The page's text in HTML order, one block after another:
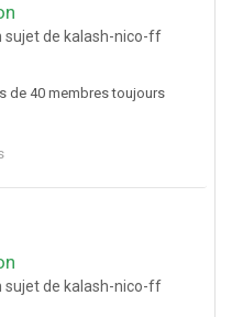
sujet de kalash-nico-ff
de 40 membres toujours
sujet de kalash-nico-ff